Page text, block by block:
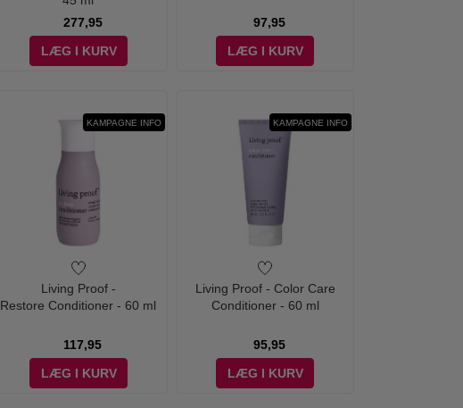
277,95
LÆG I KURV
97,95
LÆG I KURV
KAMPAGNE INFO
Living Proof -
Restore Conditioner - 60 ml
117,95
LÆG I KURV
KAMPAGNE INFO
Living Proof - Color Care
Conditioner - 60 ml
95,95
LÆG I KURV